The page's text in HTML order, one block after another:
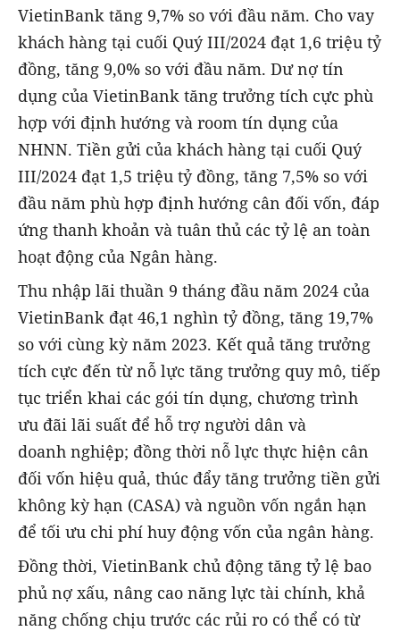
VietinBank tăng 9,7% so với đầu năm. Cho vay
khách hàng tại cuối Quý III/2024 đạt 1,6 triệu tỷ
đồng, tăng 9,0% so với đầu năm. Dư nợ tín
dụng của VietinBank tăng trưởng tích cực phù
hợp với định hướng và room tín dụng của
NHNN. Tiền gửi của khách hàng tại cuối Quý
III/2024 đạt 1,5 triệu tỷ đồng, tăng 7,5% so với
đầu năm phù hợp định hướng cân đối vốn, đáp
ứng thanh khoản và tuân thủ các tỷ lệ an toàn
hoạt động của Ngân hàng.
Thu nhập lãi thuần 9 tháng đầu năm 2024 của
VietinBank đạt 46,1 nghìn tỷ đồng, tăng 19,7%
so với cùng kỳ năm 2023. Kết quả tăng trưởng
tích cực đến từ nỗ lực tăng trưởng quy mô, tiếp
tục triển khai các gói tín dụng, chương trình
ưu đãi lãi suất để hỗ trợ người dân và
doanh nghiệp; đồng thời nỗ lực thực hiện cân
đối vốn hiệu quả, thúc đẩy tăng trưởng tiền gửi
không kỳ hạn (CASA) và nguồn vốn ngắn hạn
để tối ưu chi phí huy động vốn của ngân hàng.
Đồng thời, VietinBank chủ động tăng tỷ lệ bao
phủ nợ xấu, nâng cao năng lực tài chính, khả
năng chống chịu trước các rủi ro có thể có từ